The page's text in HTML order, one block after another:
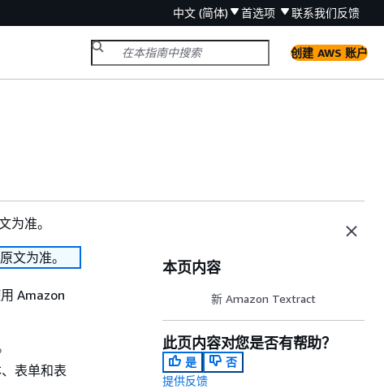
中文 (简体) 首选项 联系我们反馈
创建 AWS 账户
为准。
文为准。
Amazon
表单和表
本页内容
新 Amazon Textract
此页内容对您是否有帮助？
是
否
提供反馈